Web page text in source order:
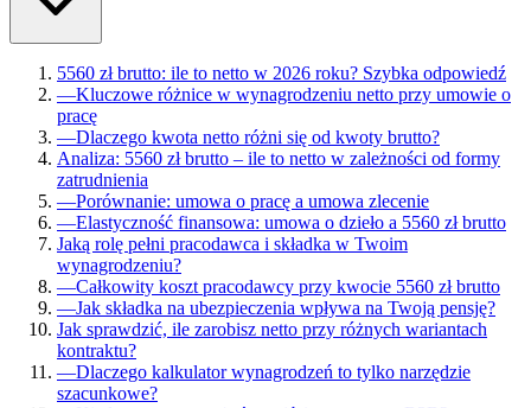
5560 zł brutto: ile to netto w 2026 roku? Szybka odpowiedź
—Kluczowe różnice w wynagrodzeniu netto przy umowie o
pracę
—Dlaczego kwota netto różni się od kwoty brutto?
Analiza: 5560 zł brutto – ile to netto w zależności od formy
zatrudnienia
—Porównanie: umowa o pracę a umowa zlecenie
—Elastyczność finansowa: umowa o dzieło a 5560 zł brutto
Jaką rolę pełni pracodawca i składka w Twoim
wynagrodzeniu?
—Całkowity koszt pracodawcy przy kwocie 5560 zł brutto
—Jak składka na ubezpieczenia wpływa na Twoją pensję?
Jak sprawdzić, ile zarobisz netto przy różnych wariantach
kontraktu?
—Dlaczego kalkulator wynagrodzeń to tylko narzędzie
szacunkowe?